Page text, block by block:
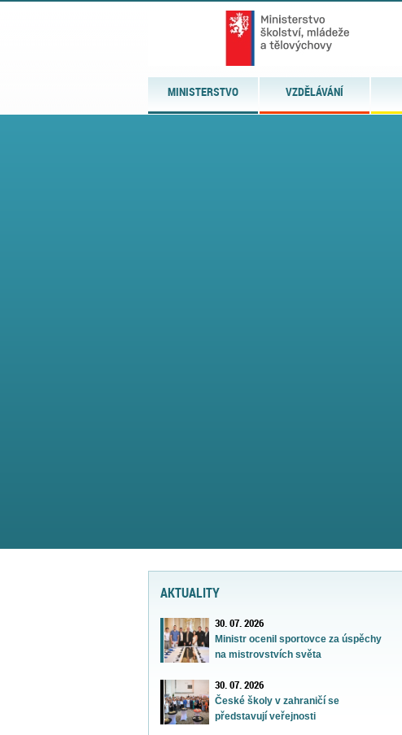
MINISTERSTVO VZDĚLÁVÁNÍ
AKTUALITY
30. 07. 2026
Ministr ocenil sportovce za úspěchy
na mistrovstvích světa
30. 07. 2026
České školy v zahraničí se
představují veřejnosti